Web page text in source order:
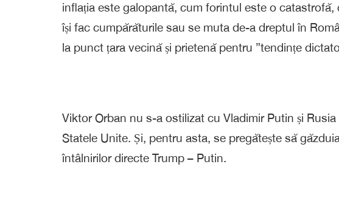
inflația este galopantă, cum forintul este o
își fac cumpărăturile sau se muta de-a dreptul în
la punct țara vecină și prietenă pentru ”tendințe
Viktor Orban nu s-a ostilizat cu Vladimir Putin și
Statele Unite. Și, pentru asta, se pregătește să
întâlnirilor directe Trump – Putin.